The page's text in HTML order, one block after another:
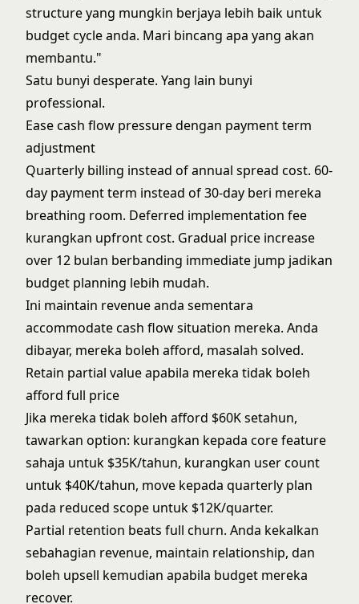
structure yang mungkin berjaya lebih baik untuk
budget cycle anda. Mari bincang apa yang akan
membantu."
Satu bunyi desperate. Yang lain bunyi
professional.
Ease cash flow pressure dengan payment term
adjustment
Quarterly billing instead of annual spread cost. 60-
day payment term instead of 30-day beri mereka
breathing room. Deferred implementation fee
kurangkan upfront cost. Gradual price increase
over 12 bulan berbanding immediate jump jadikan
budget planning lebih mudah.
Ini maintain revenue anda sementara
accommodate cash flow situation mereka. Anda
dibayar, mereka boleh afford, masalah solved.
Retain partial value apabila mereka tidak boleh
afford full price
Jika mereka tidak boleh afford $60K setahun,
tawarkan option: kurangkan kepada core feature
sahaja untuk $35K/tahun, kurangkan user count
untuk $40K/tahun, move kepada quarterly plan
pada reduced scope untuk $12K/quarter.
Partial retention beats full churn. Anda kekalkan
sebahagian revenue, maintain relationship, dan
boleh upsell kemudian apabila budget mereka
recover.